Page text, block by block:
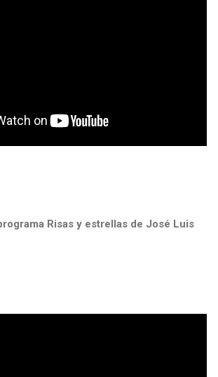
Risas y estrellas de José Luis